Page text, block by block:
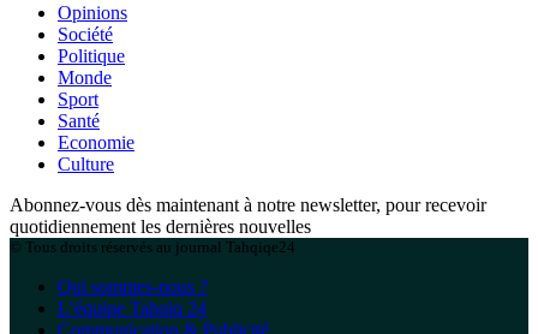
Opinions
Société
Politique
Monde
Sport
Santé
Economie
Culture
Abonnez-vous dès maintenant à notre newsletter, pour recevoir
quotidiennement les dernières nouvelles
© Tous droits réservés au journal Tahqiqe24
Qui sommes-nous ?
L’équipe Tahqiq 24
Communication & Publicité